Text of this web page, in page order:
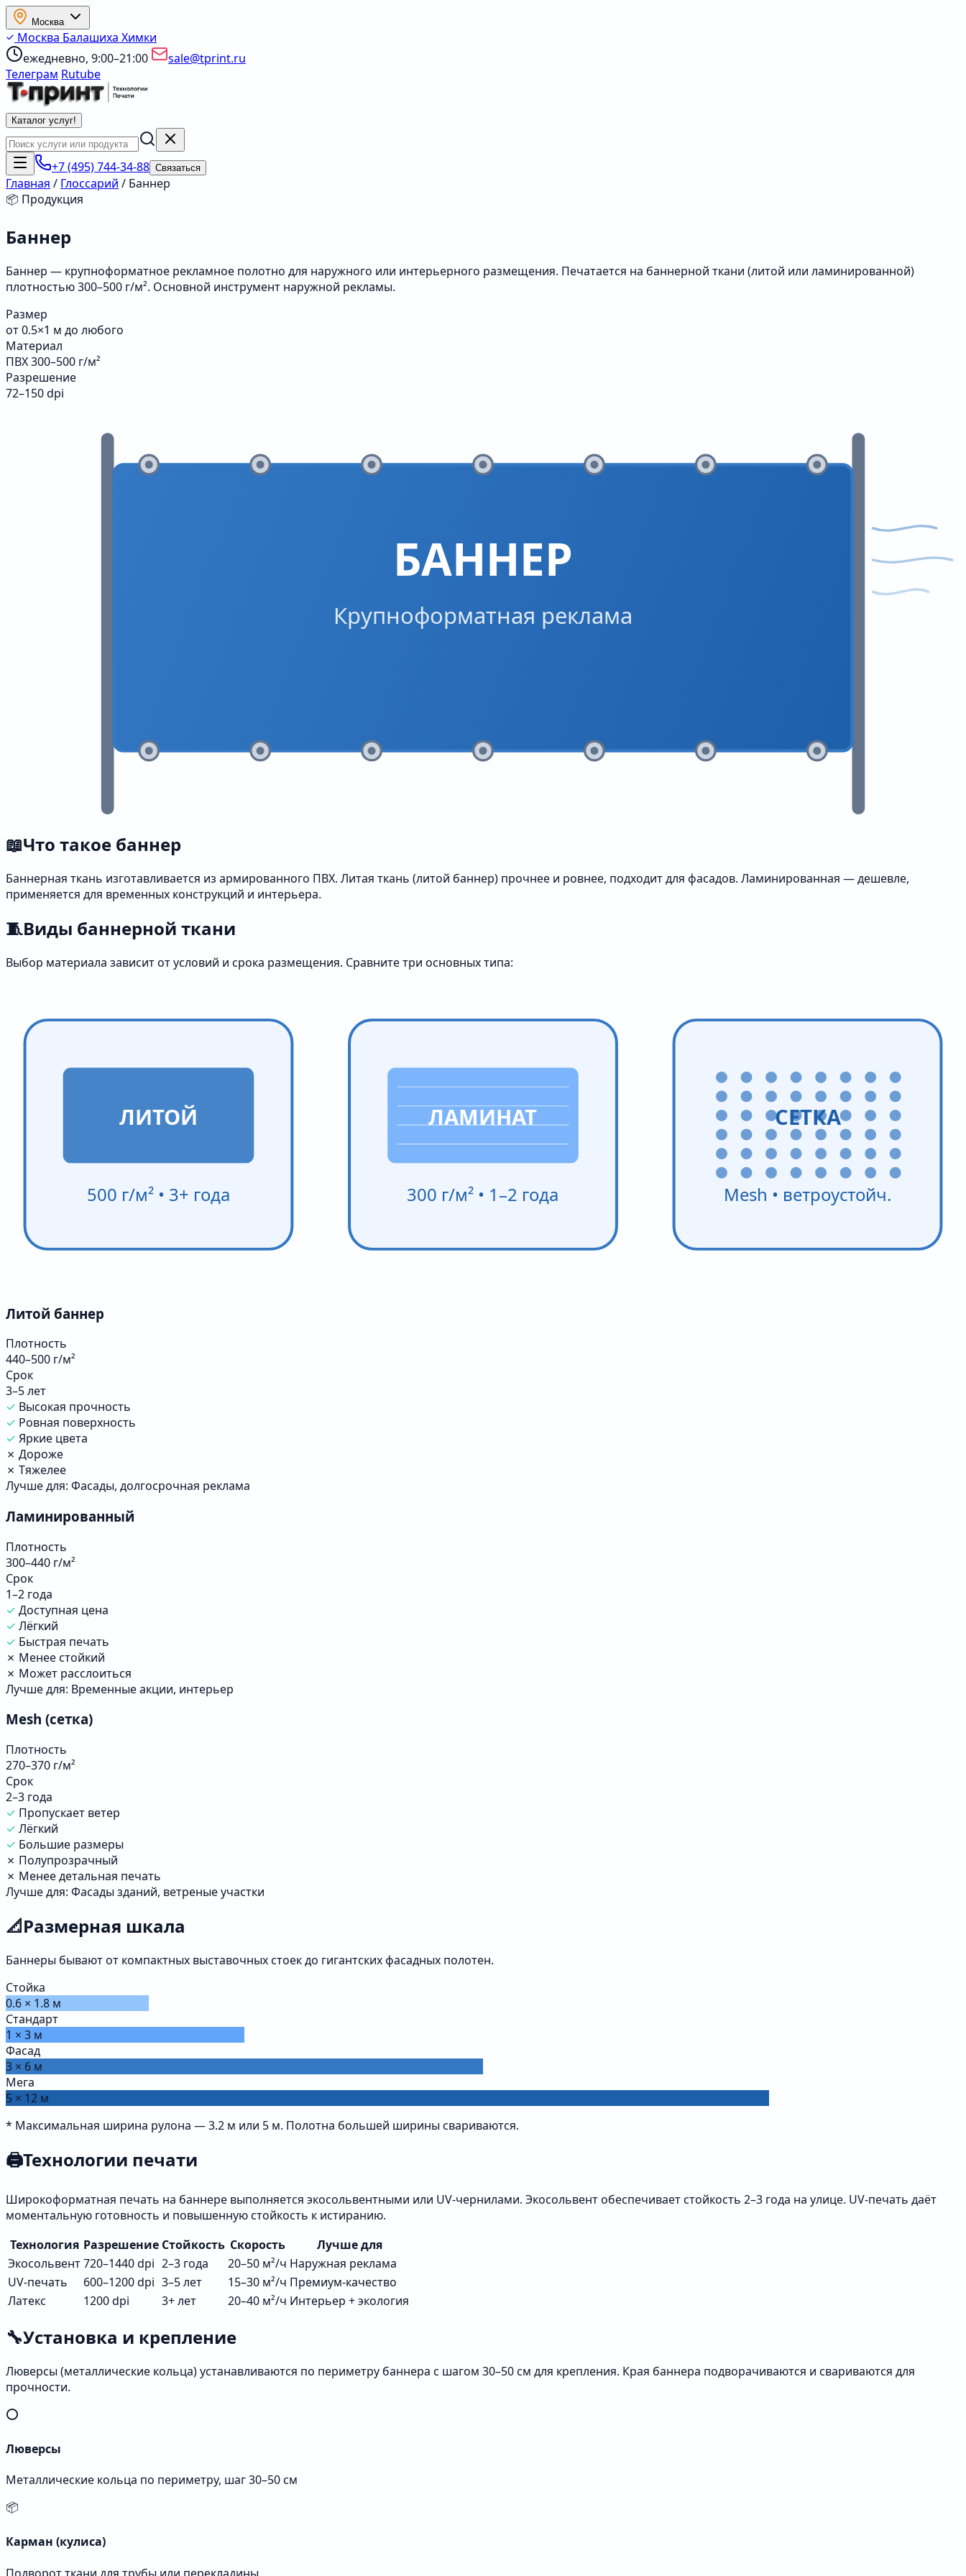
Москва
Москва Балашиха Химки
ежедневно, 9:00–21:00
sale@tprint.ru
Телеграм Rutube
Каталог услуг!
+7 (495) 744-34-88 Связаться
Главная / Глоссарий / Баннер
📦 Продукция
Баннер
Баннер — крупноформатное рекламное полотно для наружного или интерьерного размещения. Печатается на баннерной ткани (литой или ламинированной)
плотностью 300–500 г/м². Основной инструмент наружной рекламы.
Размер
от 0.5×1 м до любого
Материал
ПВХ 300–500 г/м²
Разрешение
72–150 dpi
БАННЕР
Крупноформатная реклама
📖Что такое баннер
Баннерная ткань изготавливается из армированного ПВХ. Литая ткань (литой баннер) прочнее и ровнее, подходит для фасадов. Ламинированная — дешевле,
применяется для временных конструкций и интерьера.
🧵Виды баннерной ткани
Выбор материала зависит от условий и срока размещения. Сравните три основных типа:
ЛИТОЙ
500 г/м² • 3+ года
ЛАМИНАТ
300 г/м² • 1–2 года Mesh • ветроустойч.
СЕТКА
Литой баннер
Плотность
440–500 г/м²
Срок
3–5 лет
✓ Высокая прочность
✓ Ровная поверхность
✓ Яркие цвета
✗ Дороже
✗ Тяжелее
Лучше для: Фасады, долгосрочная реклама
Ламинированный
Плотность
300–440 г/м²
Срок
1–2 года
✓ Доступная цена
✓ Лёгкий
✓ Быстрая печать
✗ Менее стойкий
✗ Может расслоиться
Лучше для: Временные акции, интерьер
Mesh (сетка)
Плотность
270–370 г/м²
Срок
2–3 года
✓ Пропускает ветер
✓ Лёгкий
✓ Большие размеры
✗ Полупрозрачный
✗ Менее детальная печать
Лучше для: Фасады зданий, ветреные участки
📐Размерная шкала
Баннеры бывают от компактных выставочных стоек до гигантских фасадных полотен.
Стойка
0.6 × 1.8 м
Стандарт
1 × 3 м
Фасад
3 × 6 м
Мега
5 × 12 м
* Максимальная ширина рулона — 3.2 м или 5 м. Полотна большей ширины свариваются.
🖨️Технологии печати
Широкоформатная печать на баннере выполняется экосольвентными или UV-чернилами. Экосольвент обеспечивает стойкость 2–3 года на улице. UV-печать даёт
моментальную готовность и повышенную стойкость к истиранию.
Технология Разрешение Стойкость Скорость
Лучше для
Экосольвент720–1440 dpi 2–3 года 20–50 м²/ч Наружная реклама
UV-печать
600–1200 dpi 3–5 лет 15–30 м²/ч Премиум-качество
Латекс
1200 dpi 3+ лет 20–40 м²/ч Интерьер + экология
🔧Установка и крепление
Люверсы (металлические кольца) устанавливаются по периметру баннера с шагом 30–50 см для крепления. Края баннера подворачиваются и свариваются для
прочности.
⭕
Люверсы
Металлические кольца по периметру, шаг 30–50 см
📦
Карман (кулиса)